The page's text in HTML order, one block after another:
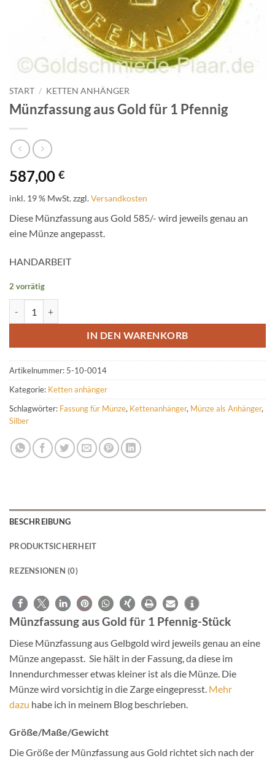
START / KETTEN ANHÄNGER
Münzfassung aus Gold für 1 Pfennig
587,00 €
inkl. 19 % MwSt.zzgl.Versandkosten
Diese Münzfassung aus Gold 585/- wird jeweils genau an
eine Münze angepasst.
HANDARBEIT
2 vorrätig
IN DEN WARENKORB
Artikelnummer: 5-10-0014
Kategorie: Ketten anhänger
Schlagwörter: Fassung für Münze, Kettenanhänger, Münze als Anhänger,
Silber
BESCHREIBUNG
PRODUKTSICHERHEIT
REZENSIONEN (0)
Münzfassung aus Gold für 1 Pfennig-Stück
Diese Münzfassung aus Gelbgold wird jeweils genau an eine
Münze angepasst. Sie hält in der Fassung, da diese im
Innendurchmesser etwas kleiner ist als die Münze. Die
Münze wird vorsichtig in die Zarge eingepresst. Mehr
dazu habe ich in meinem Blog beschrieben.
Größe/Maße/Gewicht
Die Größe der Münzfassung aus Gold richtet sich nach der